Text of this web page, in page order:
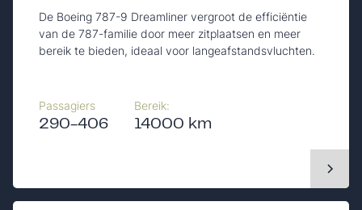
De Boeing 787-9 Dreamliner vergroot de efficiëntie
van de 787-familie door meer zitplaatsen en meer
bereik te bieden, ideaal voor langeafstandsvluchten.
Passagiers
290-406
Bereik:
14000 km